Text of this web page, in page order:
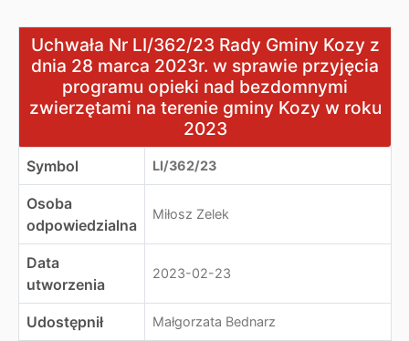
Uchwała Nr LI/362/23 Rady Gminy Kozy z dnia 28
Uchwała Nr LI/362/23 Rady Gminy Kozy z
dnia 28 marca 2023r. w sprawie przyjęcia
programu opieki nad bezdomnymi
zwierzętami na terenie gminy Kozy w roku
2023
Symbol LI/362/23
Osoba
odpowiedzialna
Miłosz Zelek
Data
utworzenia
2023-02-23
Udostępnił Małgorzata Bednarz